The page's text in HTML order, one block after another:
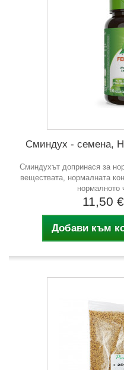
Сминдух - семена,
Сминдухът допринася за
веществата, нормалната
нормалното
11,50 €
Добави към